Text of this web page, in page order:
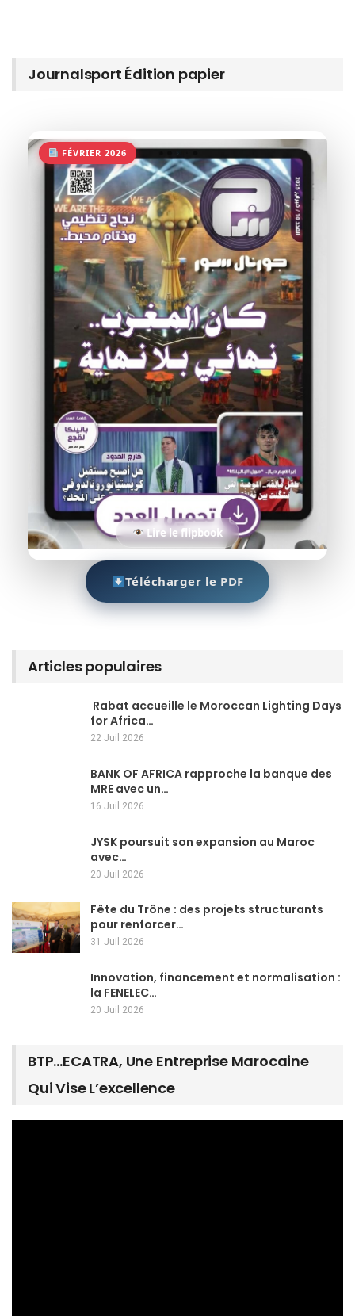
Journalsport Édition papier
FÉVRIER 2026
Lire le flipbook
Télécharger le PDF
Articles populaires
Rabat accueille le Moroccan Lighting Days
for Africa…
22 Juil 2026
BANK OF AFRICA rapproche la banque des
MRE avec un…
16 Juil 2026
JYSK poursuit son expansion au Maroc
avec…
20 Juil 2026
Fête du Trône : des projets structurants
pour renforcer…
31 Juil 2026
Innovation, financement et normalisation :
la FENELEC…
20 Juil 2026
BTP…ECATRA, Une Entreprise Marocaine
Qui Vise L’excellence